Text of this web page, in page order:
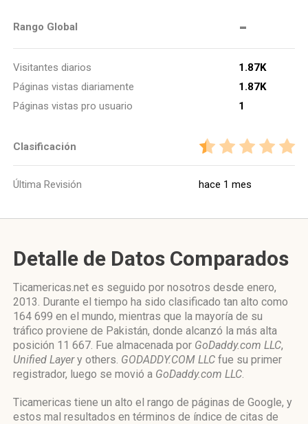
Rango Global -
Visitantes diarios
1.87K
Páginas vistas diariamente
1.87K
Páginas vistas pro usuario
1
Clasificación
Última Revisión hace 1 mes
Detalle de Datos Comparados
Ticamericas.net es seguido por nosotros desde enero,
2013. Durante el tiempo ha sido clasificado tan alto como
164 699 en el mundo, mientras que la mayoría de su
tráfico proviene de Pakistán, donde alcanzó la más alta
posición 11 667. Fue almacenada por GoDaddy.com LLC,
Unified Layery others. GODADDY.COM LLC fue su primer
registrador, luego se movió a GoDaddy.com LLC.
Ticamericas tiene un alto el rango de páginas de Google, y
estos mal resultados en términos de índice de citas de